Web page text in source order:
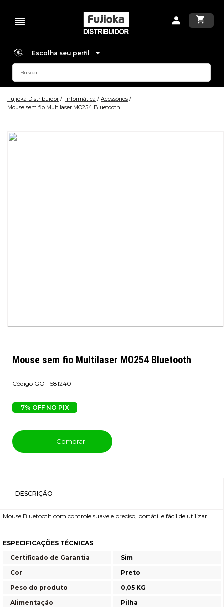
Escolha seu perfil
Fujioka Distribuidor Informática
Acessórios
Mouse sem fio Multilaser MO254 Bluetooth
Mouse sem fio Multilaser MO254 Bluetooth
GO - 581240
7% OFF NO PIX
Comprar
DESCRIÇÃO
Mouse Bluetooth com controle suave e preciso, portátil e fácil de utilizar.
ESPECIFICAÇÕES TÉCNICAS
Certificado de Garantia
Sim
Cor
Preto
Peso do produto
0,05 KG
Alimentação
Pilha